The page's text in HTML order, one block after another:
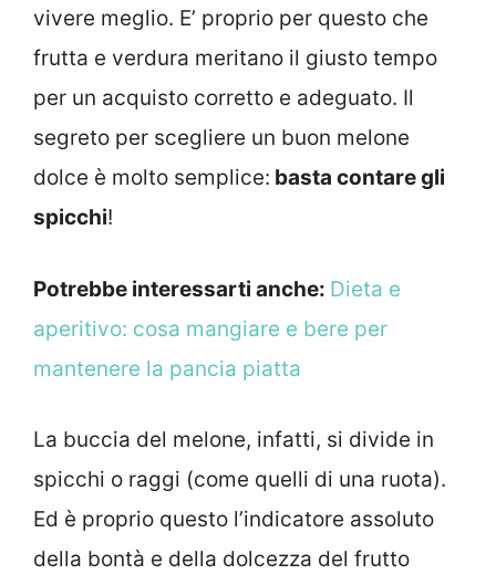
vivere meglio. E’ proprio per questo che
frutta e verdura meritano il giusto tempo
per un acquisto corretto e adeguato. Il
segreto per scegliere un buon melone
dolce è molto semplice: basta contare gli
spicchi!
Potrebbe interessarti anche: Dieta e
aperitivo: cosa mangiare e bere per
mantenere la pancia piatta
La buccia del melone, infatti, si divide in
spicchi o raggi (come quelli di una ruota).
Ed è proprio questo l’indicatore assoluto
della bontà e della dolcezza del frutto